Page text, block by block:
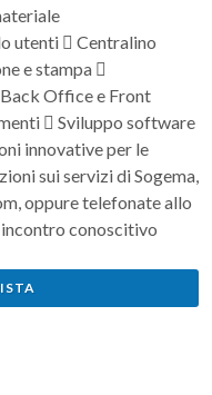
utenti  Centralino
e stampa 
Office e Front
 Sviluppo software
innovative per le
sui servizi di Sogema,
oppure telefonate allo
conoscitivo